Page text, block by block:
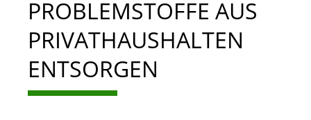
PROBLEMSTOFFE AUS
PRIVATHAUSHALTEN
ENTSORGEN